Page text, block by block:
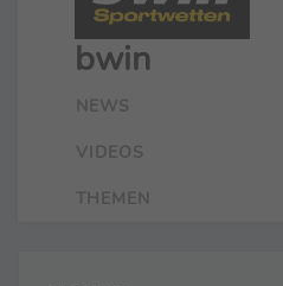
bwin
NEWS
VIDEOS
THEMEN